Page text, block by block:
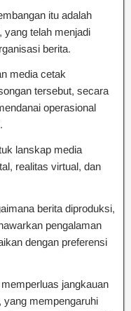
itu adalah
yang telah menjadi
berita.
media cetak
tersebut, secara
operasional
lanskap media
realitas virtual, dan
berita diproduksi,
pengalaman
dengan preferensi
jangkauan
yang mempengaruhi